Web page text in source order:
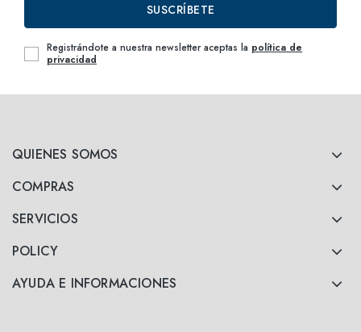
QUIENES SOMOS
COMPRAS
SERVICIOS
POLICY
AYUDA E INFORMACIONES
SUSCRÍBETE
Registrándote a nuestra newsletter aceptas la política de
privacidad